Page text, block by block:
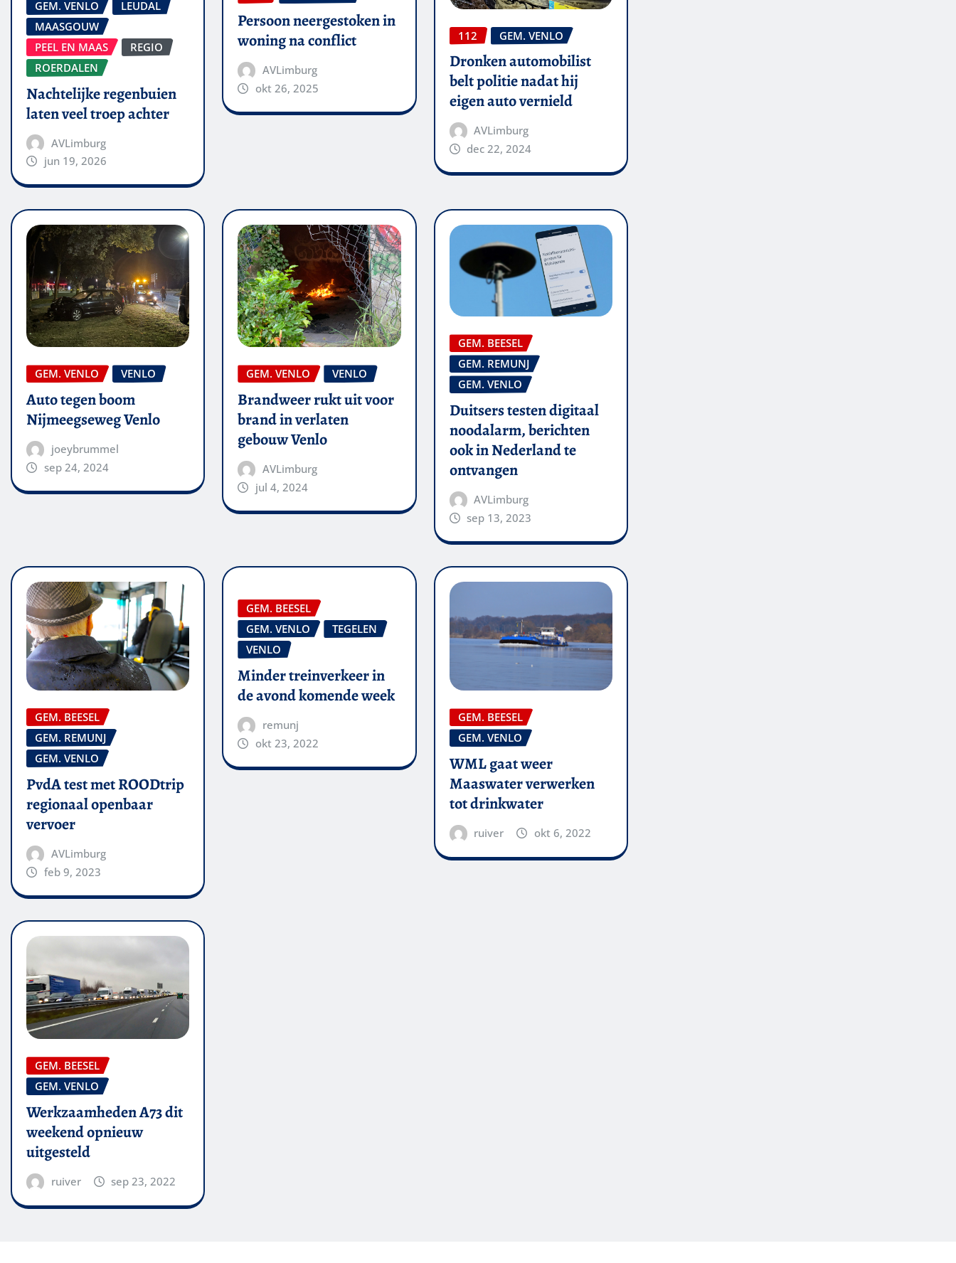
GEM. VENLO
LEUDAL
MAASGOUW
PEEL EN MAAS
REGIO
ROERDALEN
Nachtelijke regenbuien
laten veel troep achter
AVLimburg
jun 19, 2026
Persoon neergestoken in
woning na conflict
AVLimburg
okt 26, 2025
112 GEM. VENLO
Dronken automobilist
belt politie nadat hij
eigen auto vernield
AVLimburg
dec 22, 2024
GEM. VENLO VENLO
Auto tegen boom
Nijmeegseweg Venlo
joeybrummel
sep 24, 2024
GEM. VENLO VENLO
Brandweer rukt uit voor
brand in verlaten
gebouw Venlo
AVLimburg
jul 4, 2024
GEM. BEESEL
GEM. REMUNJ
GEM. VENLO
Duitsers testen digitaal
noodalarm, berichten
ook in Nederland te
ontvangen
AVLimburg
sep 13, 2023
GEM. BEESEL
GEM. REMUNJ
GEM. VENLO
PvdA test met ROODtrip
regionaal openbaar
vervoer
AVLimburg
feb 9, 2023
GEM. BEESEL
GEM. VENLO
TEGELEN
VENLO
Minder treinverkeer in
de avond komende week
remunj
okt 23, 2022
GEM. BEESEL
GEM. VENLO
WML gaat weer
Maaswater verwerken
tot drinkwater
ruiver okt 6, 2022
GEM. BEESEL
GEM. VENLO
Werkzaamheden A73 dit
weekend opnieuw
uitgesteld
ruiver sep 23, 2022